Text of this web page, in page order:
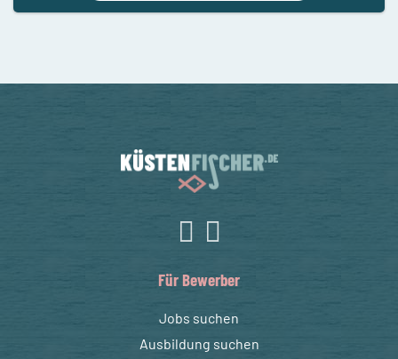
Für Bewerber
Jobs suchen
Ausbildung suchen